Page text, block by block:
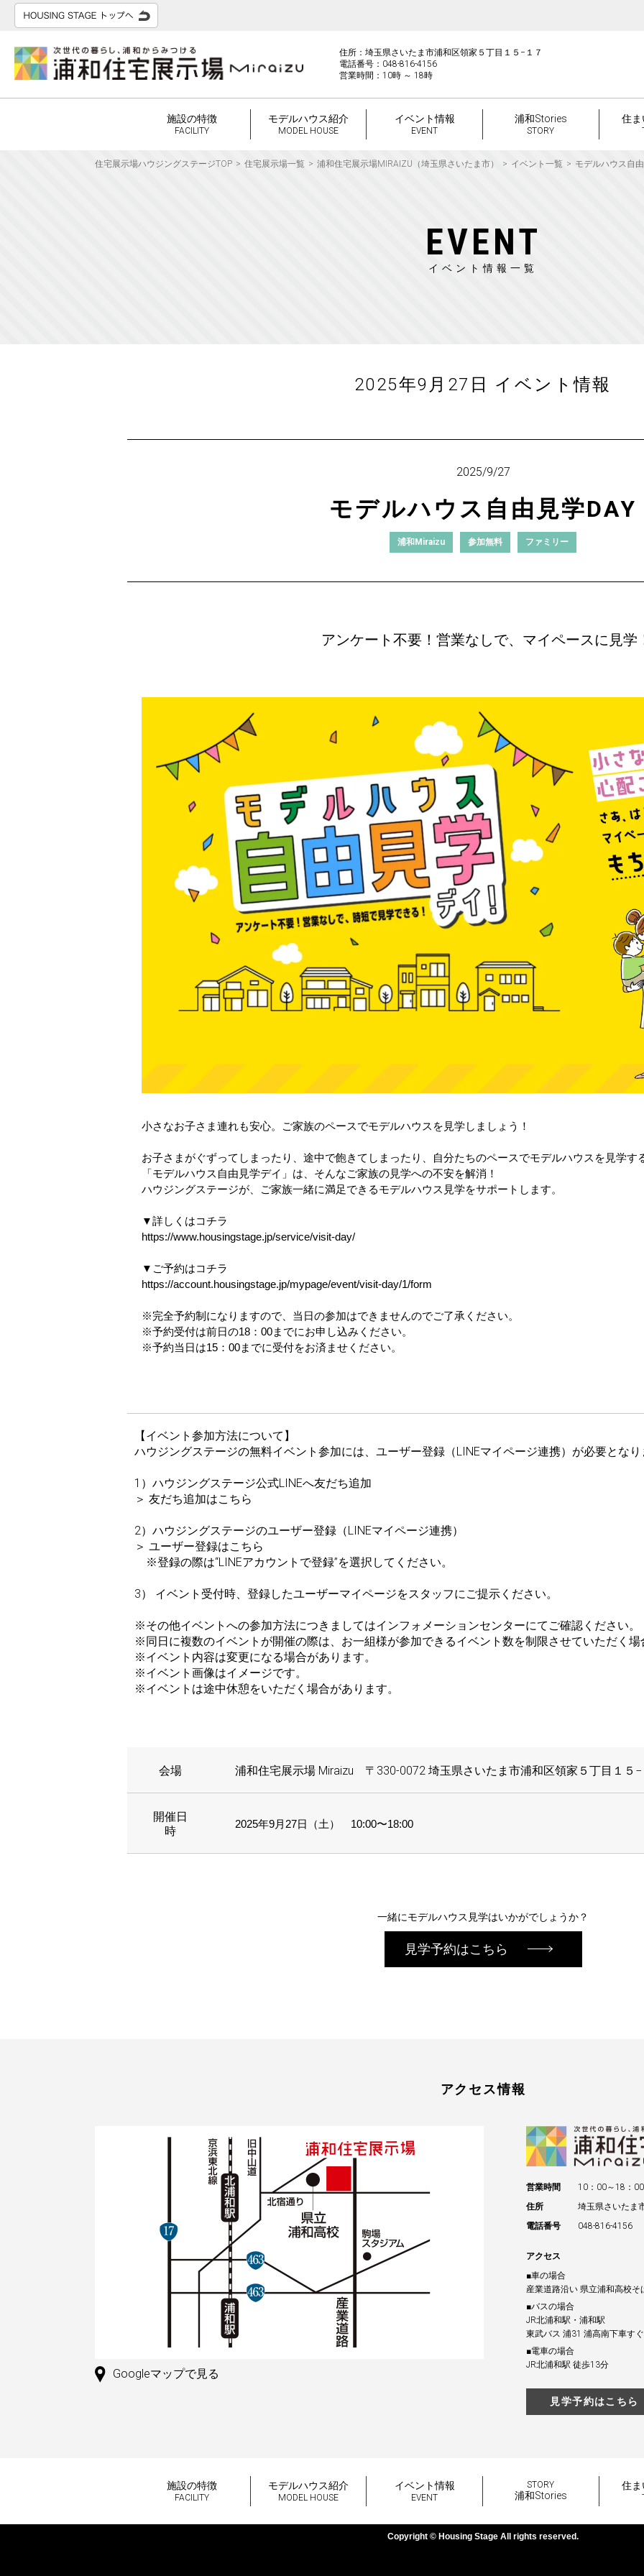
住所：埼玉県さいたま市浦和区領家５丁目１５−１７
電話番号：048-816-4156
営業時間：10時 ～ 18時
施設の特徴
FACILITY
モデルハウス紹介
MODEL HOUSE
イベント情報
EVENT
浦和Stories
STORY
住ま
住宅展示場ハウジングステージTOP 住宅展示場一覧 浦和住宅展示場MIRAIZU（埼玉県さいたま市） イベント一覧 モデルハウス自
EVENT
イベント情報一覧
2025年9月27日 イベント情報
2025/9/27
モデルハウス自由見学DAY
浦和Miraizu 参加無料 ファミリー
アンケート不要！営業なしで、マイペースに見学
小さなお子さま連れも安心。ご家族のペースでモデルハウスを見学しましょう！
お子さまがぐずってしまったり、途中で飽きてしまったり、自分たちのペースでモデルハウスを見学
「モデルハウス自由見学デイ」は、そんなご家族の見学への不安を解消！
ハウジングステージが、ご家族一緒に満足できるモデルハウス見学をサポートします。
▼詳しくはコチラ
https://www.housingstage.jp/service/visit-day/
▼ご予約はコチラ
https://account.housingstage.jp/mypage/event/visit-day/1/form
※完全予約制になりますので、当日の参加はできませんのでご了承ください。
※予約受付は前日の18：00までにお申し込みください。
※予約当日は15：00までに受付をお済ませください。
【イベント参加方法について】
ハウジングステージの無料イベント参加には、ユーザー登録（LINEマイページ連携）が必要とな
1）ハウジングステージ公式LINEへ友だち追加
＞ 友だち追加はこちら
2）ハウジングステージのユーザー登録（LINEマイページ連携）
＞ ユーザー登録はこちら
※登録の際は“LINEアカウントで登録”を選択してください。
3） イベント受付時、登録したユーザーマイページをスタッフにご提示ください。
※その他イベントへの参加方法につきましてはインフォメーションセンターにてご確認ください。
※同日に複数のイベントが開催の際は、お一組様が参加できるイベント数を制限させていただく
※イベント内容は変更になる場合があります。
※イベント画像はイメージです。
※イベントは途中休憩をいただく場合があります。
会場 浦和住宅展示場 Miraizu 〒330-0072 埼玉県さいたま市浦和区領家５丁目１５
開催日
時
2025年9月27日（土） 10:00〜18:00
一緒にモデルハウス見学はいかがでしょうか？
見学予約はこちら
アクセス情報
Googleマップで見る
営業時間
10：00～18：00
住所
埼玉県さいたま
電話番号
048-816-4156
アクセス
■車の場合
産業道路沿い 県立浦和高校そ
■バスの場合
JR北浦和駅・浦和駅
東武バス 浦31 浦高南下車すぐ
■電車の場合
JR北浦和駅 徒歩13分
見学予約はこちら
施設の特徴
FACILITY
モデルハウス紹介
MODEL HOUSE
イベント情報
EVENT
STORY
浦和Stories
住ま
Copyright © Housing Stage All rights reserved.